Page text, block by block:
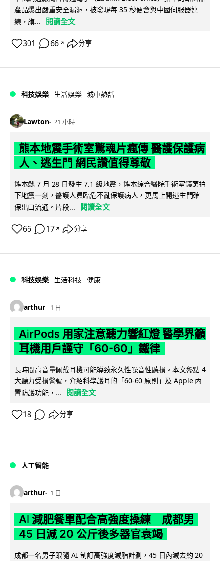
產品爆出嚴重安全漏洞，被發現每 35 秒便會與中國伺服器連
線，旗...
閱讀全文
301 66 ↗ 分享
科技娛樂 生活娛樂 城中熱話
Lawton 21 小時
熊本地震手術室驚魂片瘋傳 醫護保護病
人、逃生門 網民讚值得尊敬
熊本縣 7 月 28 日發生 7.1 級地震，熊本綜合醫院手術室鏡頭拍
下地震一刻，醫護人員臨危不亂保護病人，更馬上開逃生門確
保出口流通。片段...
閱讀全文
66 17 ↗ 分享
科技娛樂 生活科技 健康
arthur 1 日
AirPods 用家注意聽力響紅燈 醫學界籲
耳機用戶謹守「60-60」鐵律
長時間高音量佩戴耳機可能導致永久性噪音性聽損。本文盤點 4
大聽力受損警號，介紹科學護耳的「60-60 原則」及 Apple 內
置防護功能，...
閱讀全文
18 分享
人工智能
arthur 1 日
AI 減肥餐單配合高強度操練 成都男
45 日減 20 公斤後多器官衰竭
成都一名男子跟隨 AI 制訂高強度減脂計劃，45 日內減去約 20